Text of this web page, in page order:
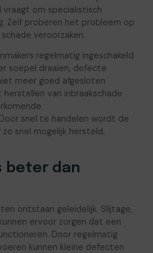
om specialistisch
Zelf proberen het probleem op
veroorzaken.
regelmatig ingeschakeld
soepel draaien, defecte
meer goed afgesloten
van inbraakschade
snel te handelen wordt de
snel mogelijk hersteld.
beter dan
ontstaan geleidelijk. Slijtage,
ervoor zorgen dat een
Door regelmatig
kunnen kleine defecten